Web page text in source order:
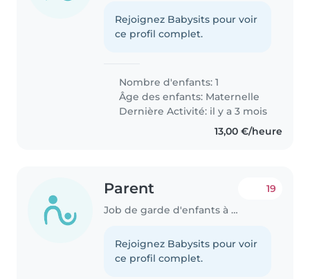
Rejoignez Babysits pour voir
ce profil complet.
Nombre d'enfants: 1
Âge des enfants: Maternelle
Dernière Activité: il y a 3 mois
13,00 €/heure
Parent
Job de garde d'enfants à Mertert
19
Rejoignez Babysits pour voir
ce profil complet.